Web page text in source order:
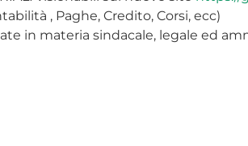
, Paghe, Credito, Corsi, ecc)
in materia sindacale, legale ed